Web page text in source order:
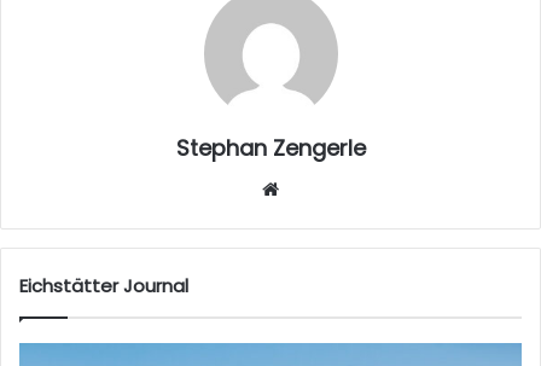
Stephan Zengerle
sei
Eichstätter Journal